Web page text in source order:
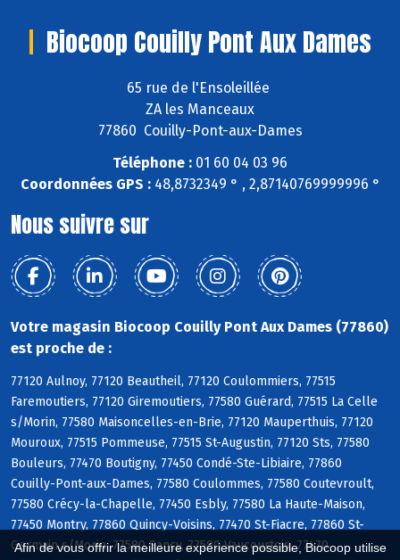
Afin de vous offrir la meilleure expérience possible, Biocoop utilise
Biocoop Couilly Pont Aux Dames
65 rue de l'Ensoleillée
ZA les Manceaux
77860 Couilly-Pont-aux-Dames
Téléphone : 01 60 04 03 96
Coordonnées GPS :48,8732349 ° , 2,87140769999996 °
Nous suivre sur
Votre magasin Biocoop Couilly Pont Aux Dames (77860)
est proche de :
77120 Aulnoy, 77120 Beautheil, 77120 Coulommiers, 77515
Faremoutiers, 77120 Giremoutiers, 77580 Guérard, 77515 La Celle
s/Morin, 77580 Maisoncelles-en-Brie, 77120 Mauperthuis, 77120
Mouroux, 77515 Pommeuse, 77515 St-Augustin, 77120 Sts, 77580
Bouleurs, 77470 Boutigny, 77450 Condé-Ste-Libiaire, 77860
Couilly-Pont-aux-Dames, 77580 Coulommes, 77580 Coutevroult,
77580 Crécy-la-Chapelle, 77450 Esbly, 77580 La Haute-Maison,
77450 Montry, 77860 Quincy-Voisins, 77470 St-Fiacre, 77860 St-
Germain s/Morin, 77580 Sancy, 77580 Vaucourtois, 77470